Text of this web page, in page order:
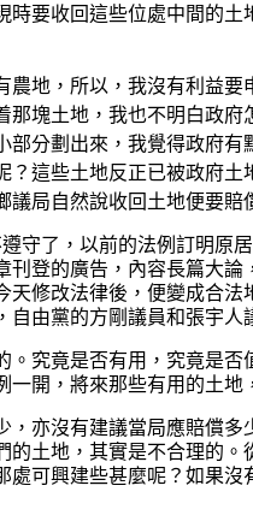
要收回這些位處中間的
地，所以，我沒有利益
塊土地，我也不明白政
分劃出來，我覺得政府
？這些土地反正已被政府
局自然說收回土地便要
守了，以前的法例訂明
登的廣告，內容長篇大
修改法律後，便變成合
由黨的方剛議員和張宇人
究竟是否有用，究竟是
開，將來那些有用的土
亦沒有建議當局應賠償
土地，其實是不合理的
可興建些甚麼呢？如果